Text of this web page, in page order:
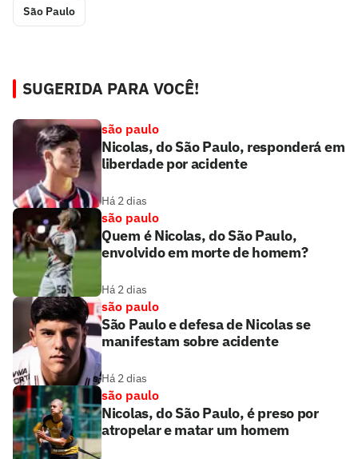
São Paulo
SUGERIDA PARA VOCÊ!
são paulo
Nicolas, do São Paulo, responderá em
liberdade por acidente
Há 2 dias
são paulo
Quem é Nicolas, do São Paulo,
envolvido em morte de homem?
Há 2 dias
são paulo
São Paulo e defesa de Nicolas se
manifestam sobre acidente
Há 2 dias
são paulo
Nicolas, do São Paulo, é preso por
atropelar e matar um homem